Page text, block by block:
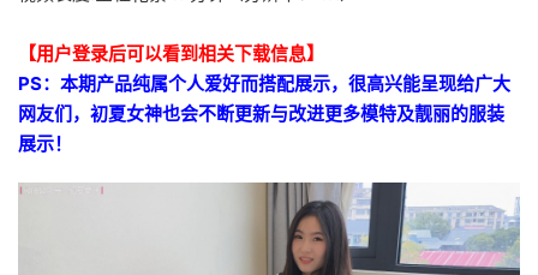
【用户登录后可以看到相关下载信息】
PS：本期产品纯属个人爱好而搭配展示，很高兴能呈现给广大
网友们，初夏女神也会不断更新与改进更多模特及靓丽的服装
展示！